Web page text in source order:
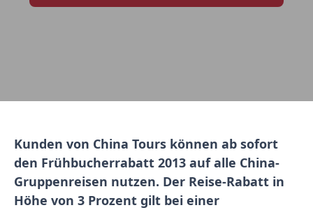
Kunden von China Tours können ab sofort
den Frühbucherrabatt 2013 auf alle China-
Gruppenreisen nutzen. Der Reise-Rabatt in
Höhe von 3 Prozent gilt bei einer